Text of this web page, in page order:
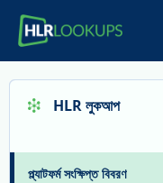
HLR লুকআপ
প্ল্যাটফর্ম সংক্ষিপ্ত বিবরণ